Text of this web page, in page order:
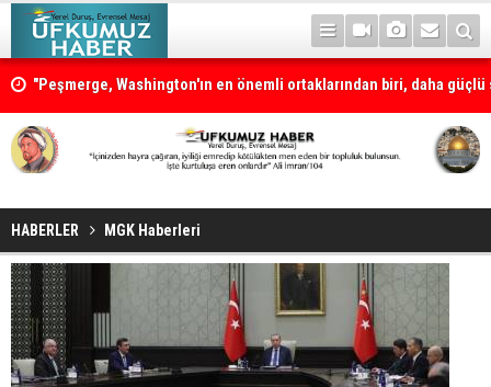
"Peşmerge, Washington'ın en önemli ortaklarından biri, daha
desteklenmeli"
HABERLER MGK Haberleri